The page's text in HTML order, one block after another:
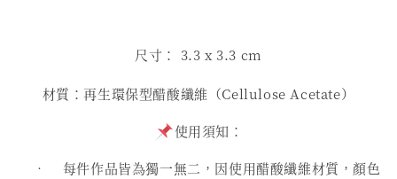
尺寸： 3.3 x 3.3 cm
材質：再生環保型醋酸纖維（Cellulose Acetate）
使用須知：
• 每件作品皆為獨一無二，因使用醋酸纖維材質，顏色